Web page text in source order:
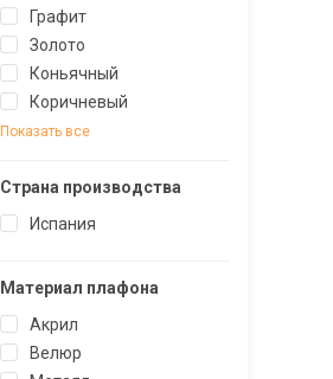
Графит
Золото
Коньячный
Коричневый
Показать все
Страна производства
Испания
Материал плафона
Акрил
Велюр